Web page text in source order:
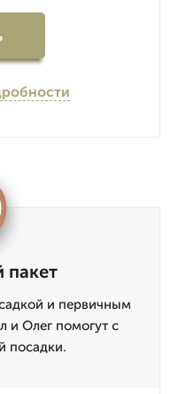
пакет
и первичным
и Олег помогут с
посадки.